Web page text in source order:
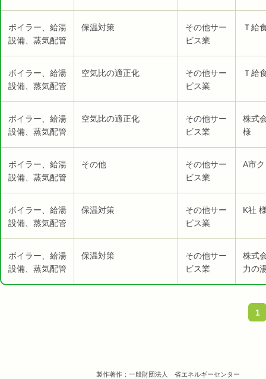
ボイラー、給湯
設備、蒸気配管
保温対策
その他サー
ビス業
Ｔ給
ボイラー、給湯
設備、蒸気配管
空気比の適正化
その他サー
ビス業
Ｔ給
ボイラー、給湯
設備、蒸気配管
空気比の適正化
その他サー
ビス業
株式
様
ボイラー、給湯
設備、蒸気配管
その他
その他サー
ビス業
A市
ボイラー、給湯
設備、蒸気配管
保温対策
その他サー
ビス業
K社
ボイラー、給湯
設備、蒸気配管
保温対策
その他サー
ビス業
株式
力の
1
製作著作：一般財団法人 省エネルギーセンター